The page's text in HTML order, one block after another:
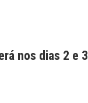
nos dias 2 e 3